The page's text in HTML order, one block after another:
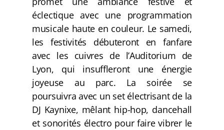
éclectique avec une programmation
musicale haute en couleur. Le samedi,
les festivités débuteront en fanfare
avec les cuivres de l’Auditorium de
Lyon, qui insuffleront une énergie
joyeuse au parc. La soirée se
poursuivra avec un set électrisant de la
DJ Kaynixe, mêlant hip-hop, dancehall
et sonorités électro pour faire vibrer le